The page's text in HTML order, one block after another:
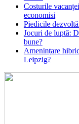
Costurile
economisi
Piedicile
Jocuri de luptă:
bune?
Amenințare
Leipzig?